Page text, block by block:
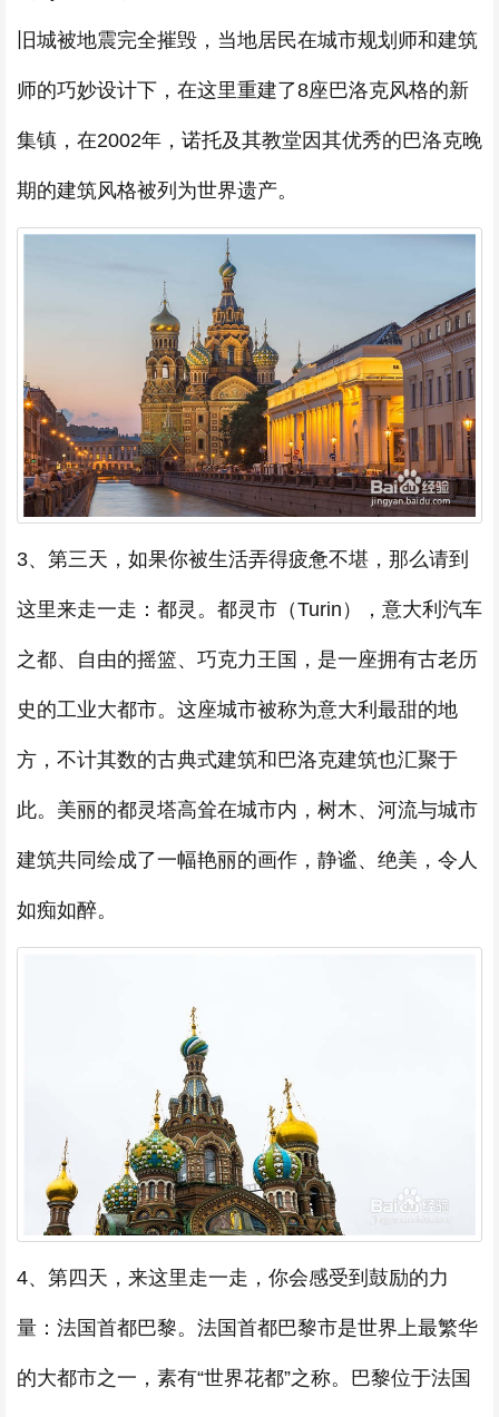
旧城被地震完全摧毁，当地居民在城市规划师和建筑
师的巧妙设计下，在这里重建了8座巴洛克风格的新
集镇，在2002年，诺托及其教堂因其优秀的巴洛克晚
期的建筑风格被列为世界遗产。
3、第三天，如果你被生活弄得疲惫不堪，那么请到
这里来走一走：都灵。都灵市（Turin），意大利汽车
之都、自由的摇篮、巧克力王国，是一座拥有古老历
史的工业大都市。这座城市被称为意大利最甜的地
方，不计其数的古典式建筑和巴洛克建筑也汇聚于
此。美丽的都灵塔高耸在城市内，树木、河流与城市
建筑共同绘成了一幅艳丽的画作，静谧、绝美，令人
如痴如醉。
4、第四天，来这里走一走，你会感受到鼓励的力
量：法国首都巴黎。法国首都巴黎市是世界上最繁华
的大都市之一，素有“世界花都”之称。巴黎位于法国